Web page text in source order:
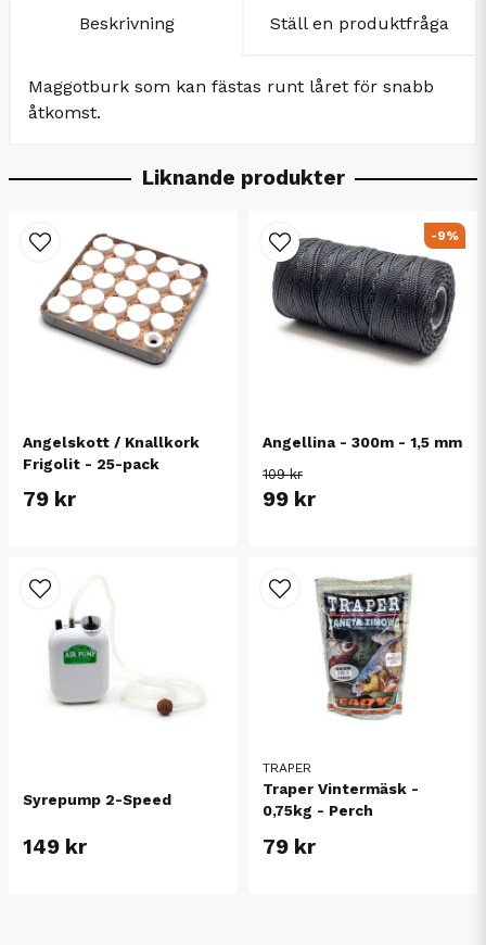
Beskrivning Ställ en produktfråga
Maggotburk som kan fästas runt låret för snabb
åtkomst.
Liknande produkter
Angelskott / Knallkork
Frigolit - 25-pack
79 kr
Angellina - 300m - 1,5 mm
109 kr
99 kr
-9%
Syrepump 2-Speed
149 kr
TRAPER
Traper Vintermäsk -
0,75kg - Perch
79 kr